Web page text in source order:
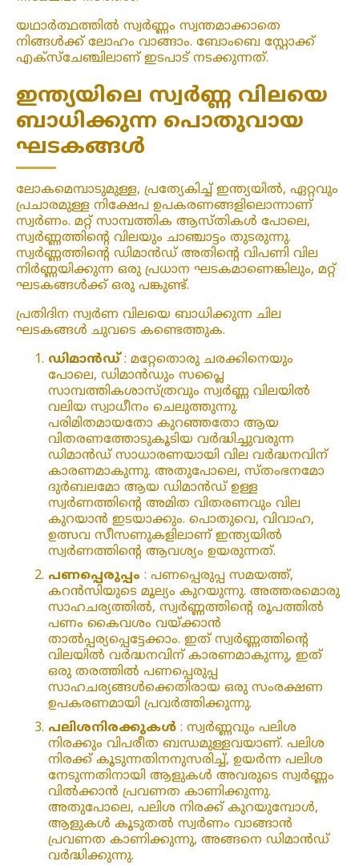
യഥാർത്ഥത്തിൽ സ്വർണ്ണം സ്വന്തമാക്കാതെ
നിങ്ങൾക്ക് ലോഹം വാങ്ങാം. ബോംബെ സ്റ്റോക്ക്
എക്‌സ്‌ചേഞ്ചിലാണ് ഇടപാട് നടക്കുന്നത്.
ഇന്ത്യയിലെ സ്വർണ്ണ വിലയെ
ബാധിക്കുന്ന പൊതുവായ
ഘടകങ്ങൾ
ലോകമെമ്പാടുമുള്ള, പ്രത്യേകിച്ച് ഇന്ത്യയിൽ, ഏറ്റവും
പ്രചാരമുള്ള നിക്ഷേപ ഉപകരണങ്ങളിലൊന്നാണ്
സ്വർണം. മറ്റ് സാമ്പത്തിക ആസ്തികൾ പോലെ,
സ്വർണ്ണത്തിന്റെ വിലയും ചാഞ്ചാട്ടം തുടരുന്നു.
സ്വർണ്ണത്തിന്റെ ഡിമാൻഡ് അതിന്റെ വിപണി വില
നിർണ്ണയിക്കുന്ന ഒരു പ്രധാന ഘടകമാണെങ്കിലും, മറ്റ്
ഘടകങ്ങൾക്ക് ഒരു പങ്കുണ്ട്.
പ്രതിദിന സ്വർണ വിലയെ ബാധിക്കുന്ന ചില
ഘടകങ്ങൾ ചുവടെ കണ്ടെത്തുക.
ഡിമാൻഡ്: മറ്റേതൊരു ചരക്കിനെയും
പോലെ, ഡിമാൻഡും സപ്ലൈ
സാമ്പത്തികശാസ്ത്രവും സ്വർണ്ണ വിലയിൽ
വലിയ സ്വാധീനം ചെലുത്തുന്നു.
പരിമിതമായതോ കുറഞ്ഞതോ ആയ
വിതരണത്തോടുകൂടിയ വർദ്ധിച്ചുവരുന്ന
ഡിമാൻഡ് സാധാരണയായി വില വർദ്ധനവിന്
കാരണമാകുന്നു. അതുപോലെ, സ്‌തംഭനമോ
ദുർബലമോ ആയ ഡിമാൻഡ് ഉള്ള
സ്വർണത്തിന്റെ അമിത വിതരണവും വില
കുറയാൻ ഇടയാക്കും. പൊതുവെ, വിവാഹ,
ഉത്സവ സീസണുകളിലാണ് ഇന്ത്യയിൽ
സ്വർണത്തിന്റെ ആവശ്യം ഉയരുന്നത്.
പണപ്പെരുപ്പം : പണപ്പെരുപ്പ സമയത്ത്,
കറൻസിയുടെ മൂല്യം കുറയുന്നു. അത്തരമൊരു
സാഹചര്യത്തിൽ, സ്വർണ്ണത്തിന്റെ രൂപത്തിൽ
പണം കൈവശം വയ്ക്കാൻ
താൽപ്പര്യപ്പെട്ടേക്കാം. ഇത് സ്വർണ്ണത്തിന്റെ
വിലയിൽ വർദ്ധനവിന് കാരണമാകുന്നു, ഇത്
ഒരു തരത്തിൽ പണപ്പെരുപ്പ
സാഹചര്യങ്ങൾക്കെതിരായ ഒരു സംരക്ഷണ
ഉപകരണമായി പ്രവർത്തിക്കുന്നു.
പലിശനിരക്കുകൾ : സ്വർണ്ണവും പലിശ
നിരക്കും വിപരീത ബന്ധമുള്ളവയാണ്. പലിശ
നിരക്ക് കൂടുന്നതിനനുസരിച്ച്, ഉയർന്ന പലിശ
നേടുന്നതിനായി ആളുകൾ അവരുടെ സ്വർണ്ണം
വിൽക്കാൻ പ്രവണത കാണിക്കുന്നു.
അതുപോലെ, പലിശ നിരക്ക് കുറയുമ്പോൾ,
ആളുകൾ കൂടുതൽ സ്വർണം വാങ്ങാൻ
പ്രവണത കാണിക്കുന്നു, അങ്ങനെ ഡിമാൻഡ്
വർദ്ധിക്കുന്നു.